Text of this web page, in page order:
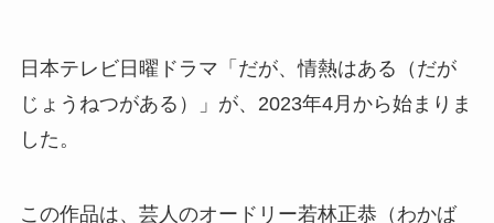
日本テレビ日曜ドラマ「だが、情熱はある（だが
じょうねつがある）」が、2023年4月から始まりま
した。
この作品は、芸人のオードリー若林正恭（わかば